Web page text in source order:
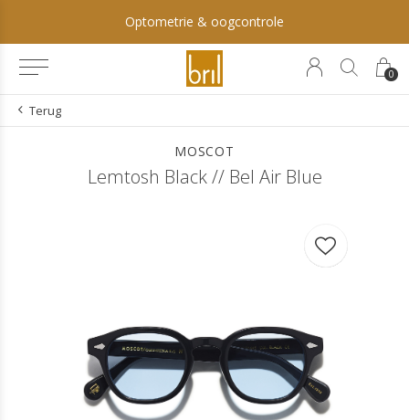
0
Optometrie & oogcontrole
Terug
MOSCOT
Lemtosh Black // Bel Air Blue